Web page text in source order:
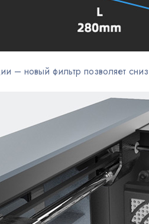
– новый фильтр позволяет